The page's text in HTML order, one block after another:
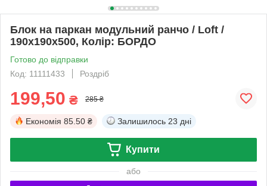
Блок на паркан модульний ранчо / Loft /
190x190x500, Колір: БОРДО
Готово до відправки
Код: 11111433
Роздріб
199,50 ₴ 285 ₴
Економія 85.50 ₴ Залишилось 23 дні
Купити
або